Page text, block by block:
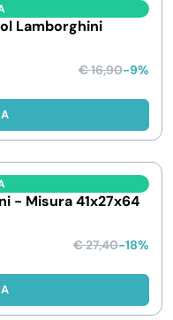
Lamborghini
€16,90-9%
- Misura 41x27x64
€27,40-18%